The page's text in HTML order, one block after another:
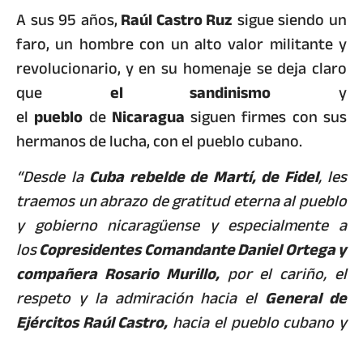
A sus 95 años,Raúl Castro Ruzsigue siendo un
faro, un hombre con un alto valor militante y
revolucionario,y en su homenaje se deja claro
que el sandinismo y
el pueblo de Nicaragua siguen firmes con sus
hermanos de lucha, con el pueblo cubano.
“Desde laCuba rebelde de Martí, de Fidel, les
traemos un abrazo de gratitud eterna al pueblo
y gobierno nicaragüense y especialmente a
losCopresidentes Comandante Daniel Ortega y
compañera Rosario Murillo,por el cariño, el
respeto y la admiración hacia el General de
Ejércitos Raúl Castro,hacia el pueblo cubano y